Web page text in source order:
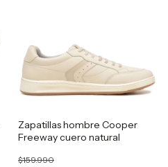
Zapatillas hombre Cooper
Freeway cuero natural
$159.990